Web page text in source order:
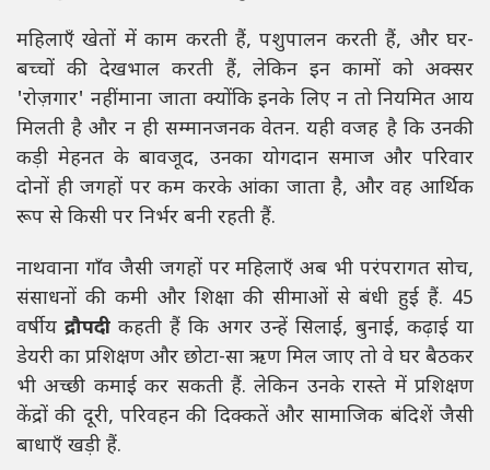
महिलाएँ खेतों में काम करती हैं, पशुपालन करती हैं, और घर-
बच्चों की देखभाल करती हैं, लेकिन इन कामों को अक्सर
'रोज़गार' नहीं माना जाता क्योंकि इनके लिए न तो नियमित आय
मिलती है और न ही सम्मानजनक वेतन. यही वजह है कि उनकी
कड़ी मेहनत के बावजूद, उनका योगदान समाज और परिवार
दोनों ही जगहों पर कम करके आंका जाता है, और वह आर्थिक
रूप से किसी पर निर्भर बनी रहती हैं.
नाथवाना गाँव जैसी जगहों पर महिलाएँ अब भी परंपरागत सोच,
संसाधनों की कमी और शिक्षा की सीमाओं से बंधी हुई हैं. 45
वर्षीयद्रौपदी कहती हैं कि अगर उन्हें सिलाई, बुनाई, कढ़ाई या
डेयरी का प्रशिक्षण और छोटा-सा ऋण मिल जाए तो वे घर बैठकर
भी अच्छी कमाई कर सकती हैं. लेकिन उनके रास्ते में प्रशिक्षण
केंद्रों की दूरी, परिवहन की दिक्कतें और सामाजिक बंदिशें जैसी
बाधाएँ खड़ी हैं.